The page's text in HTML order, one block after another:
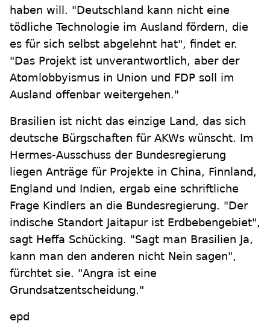
haben will. "Deutschland kann nicht eine
tödliche Technologie im Ausland fördern, die
es für sich selbst abgelehnt hat", findet er.
"Das Projekt ist unverantwortlich, aber der
Atomlobbyismus in Union und FDP soll im
Ausland offenbar weitergehen."
Brasilien ist nicht das einzige Land, das sich
deutsche Bürgschaften für AKWs wünscht. Im
Hermes-Ausschuss der Bundesregierung
liegen Anträge für Projekte in China, Finnland,
England und Indien, ergab eine schriftliche
Frage Kindlers an die Bundesregierung. "Der
indische Standort Jaitapur ist Erdbebengebiet",
sagt Heffa Schücking. "Sagt man Brasilien Ja,
kann man den anderen nicht Nein sagen",
fürchtet sie. "Angra ist eine
Grundsatzentscheidung."
epd